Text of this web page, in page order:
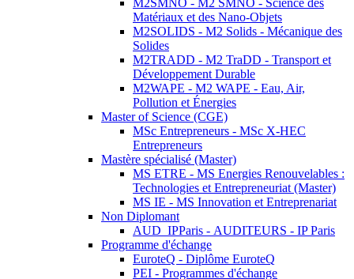
M2SMNO - M2 SMNO - Science des
Matériaux et des Nano-Objets
M2SOLIDS - M2 Solids - Mécanique des
Solides
M2TRADD - M2 TraDD - Transport et
Développement Durable
M2WAPE - M2 WAPE - Eau, Air,
Pollution et Énergies
Master of Science (CGE)
MSc Entrepreneurs - MSc X-HEC
Entrepreneurs
Mastère spécialisé (Master)
MS ETRE - MS Energies Renouvelables :
Technologies et Entrepreneuriat (Master)
MS IE - MS Innovation et Entreprenariat
Non Diplomant
AUD_IPParis - AUDITEURS - IP Paris
Programme d'échange
EuroteQ - Diplôme EuroteQ
PEI - Programmes d'échange